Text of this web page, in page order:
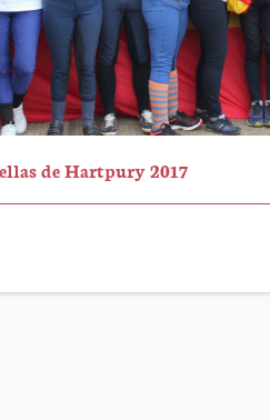
de Hartpury 2017